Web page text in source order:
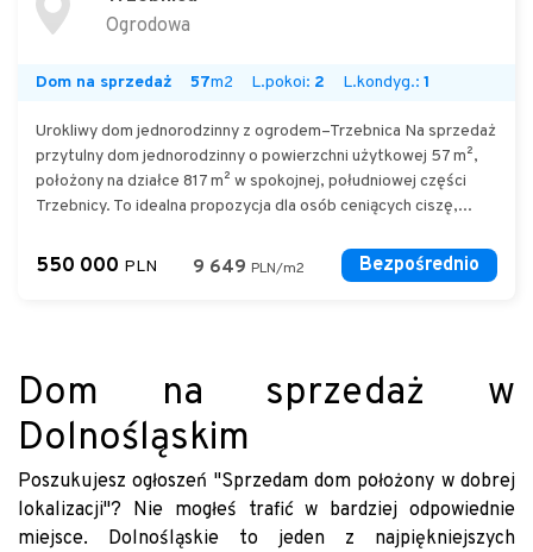
Ogrodowa
Dom na sprzedaż 57m2 L.pokoi: 2 L.kondyg.: 1
Urokliwy dom jednorodzinny z ogrodem–Trzebnica Na sprzedaż
przytulny dom jednorodzinny o powierzchni użytkowej 57 m²,
położony na działce 817 m² w spokojnej, południowej części
Trzebnicy. To idealna propozycja dla osób ceniących ciszę,...
550 000 PLN 9 649 PLN/m2 Bezpośrednio
Dom na sprzedaż w
Dolnośląskim
Poszukujesz ogłoszeń "Sprzedam dom położony w dobrej
lokalizacji"? Nie mogłeś trafić w bardziej odpowiednie
miejsce. Dolnośląskie to jeden z najpiękniejszych